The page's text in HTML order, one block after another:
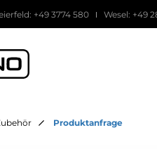
+49 3774 580 Wesel: +49
Produktanfrage